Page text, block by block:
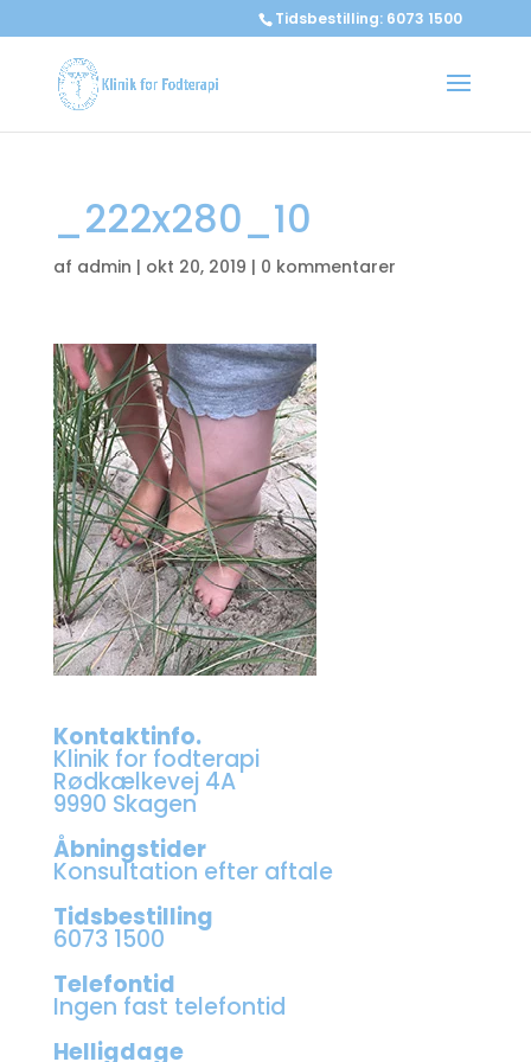
Tidsbestilling: 6073 1500
_222x280_10
af admin | okt 20, 2019 | 0 kommentarer
Kontaktinfo.
Klinik for fodterapi
Rødkælkevej 4A
9990 Skagen
Åbningstider
Konsultation efter aftale
Tidsbestilling
6073 1500
Telefontid
Ingen fast telefontid
Helligdage